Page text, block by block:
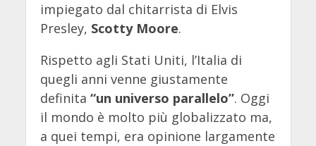
impiegato dal chitarrista di Elvis
Presley, Scotty Moore.
Rispetto agli Stati Uniti, l’Italia di
quegli anni venne giustamente
definita “un universo parallelo”. Oggi
il mondo è molto più globalizzato ma,
a quei tempi, era opinione largamente